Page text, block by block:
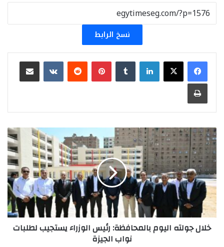
نسخ الرابط
لينكدإن بينتيريست
مشاركة عبر البريد
طباعة
خلال
جولته
اليوم
بالمحافظة:
رئيس
الوزراء
يستجيب
لطلبات
نواب
الجيزة
خلال جولته اليوم بالمحافظة: رئيس الوزراء يستجيب لطلبات
نواب الجيزة